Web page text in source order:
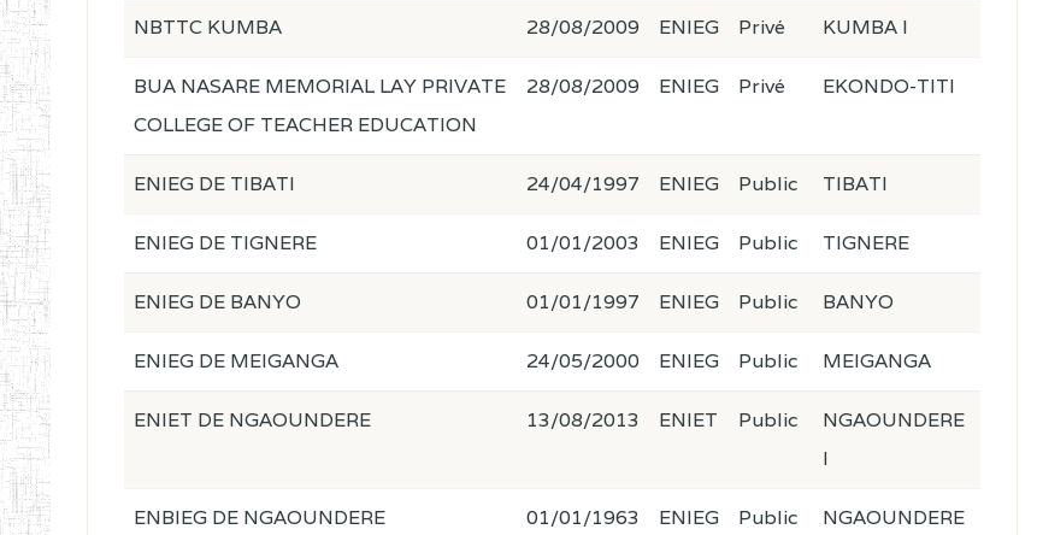
NBTTC KUMBA 28/08/2009 ENIEG Privé KUMBA I
BUA NASARE MEMORIAL LAY PRIVATE
COLLEGE OF TEACHER EDUCATION
28/08/2009 ENIEG Privé EKONDO-TITI
ENIEG DE TIBATI 24/04/1997 ENIEG Public TIBATI
ENIEG DE TIGNERE 01/01/2003 ENIEG Public TIGNERE
ENIEG DE BANYO 01/01/1997 ENIEG Public BANYO
ENIEG DE MEIGANGA 24/05/2000 ENIEG Public MEIGANGA
ENIET DE NGAOUNDERE 13/08/2013 ENIET Public
NGAOUNDERE
I
ENBIEG DE NGAOUNDERE 01/01/1963 ENIEG Public
NGAOUNDERE